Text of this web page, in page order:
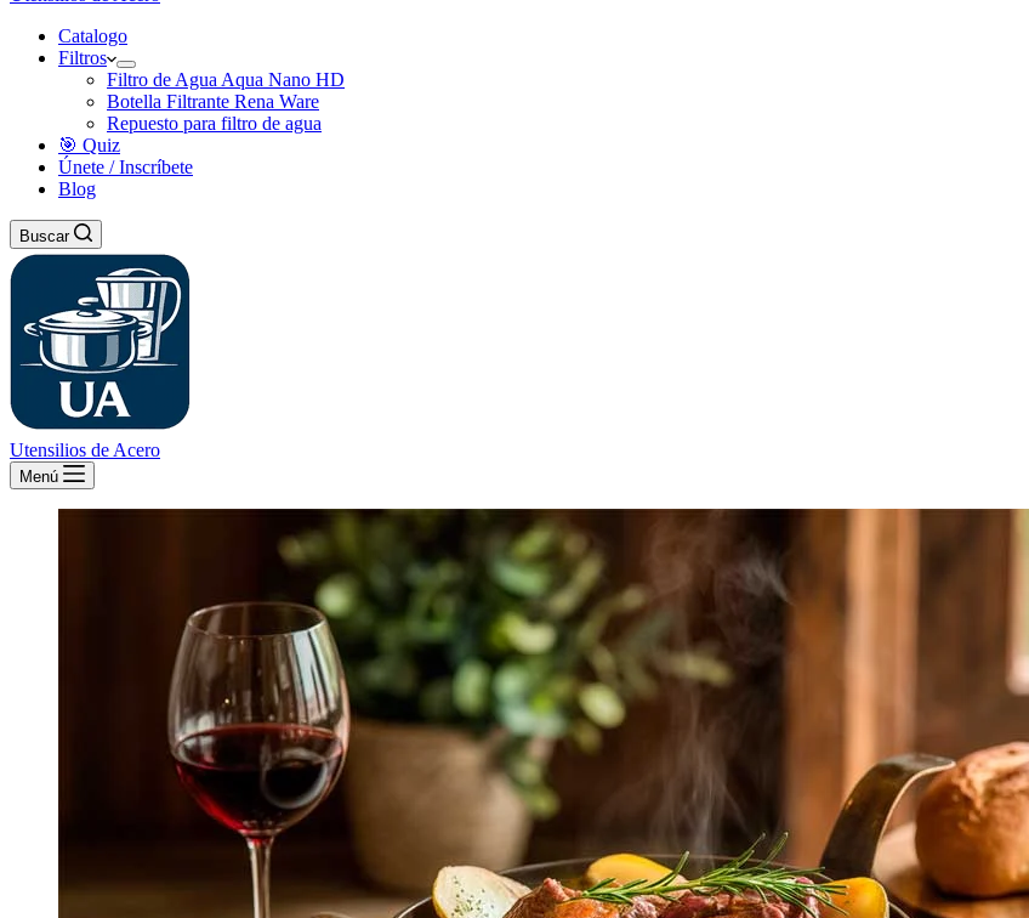
Catalogo
Filtros
Filtro de Agua Aqua Nano HD
Botella Filtrante Rena Ware
Repuesto para filtro de agua
🎯 Quiz
Únete / Inscríbete
Blog
Buscar
Utensilios de Acero
Menú